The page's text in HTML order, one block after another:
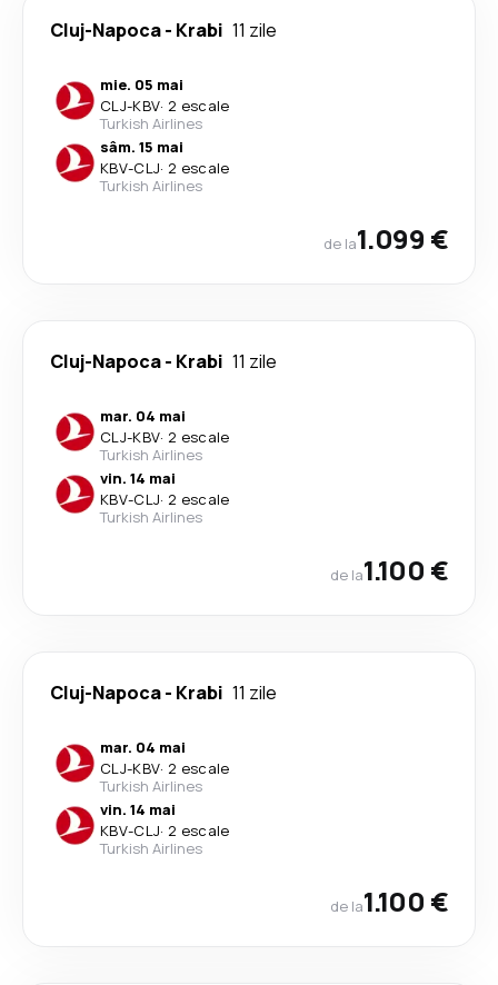
Cluj-Napoca- Krabi 11 zile
mie. 05 mai
CLJ-KBV· 2 escale
Turkish Airlines
sâm. 15 mai
KBV-CLJ· 2 escale
Turkish Airlines
de la1.099 €
Cluj-Napoca- Krabi 11 zile
mar. 04 mai
CLJ-KBV· 2 escale
Turkish Airlines
vin. 14 mai
KBV-CLJ· 2 escale
Turkish Airlines
de la1.100 €
Cluj-Napoca- Krabi 11 zile
mar. 04 mai
CLJ-KBV· 2 escale
Turkish Airlines
vin. 14 mai
KBV-CLJ· 2 escale
Turkish Airlines
de la1.100 €